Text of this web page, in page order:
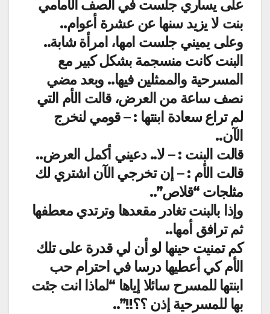
على يساري جلست في الصف الأمامي
بنت لا يزيد سنها عن عشرة أعوام..
وعلى يميني جلست امها، امرأة شابة..
البنت كانت منسجمة بشكل كبير مع
المسرحية والممثلين فيها.. وبعد مضي
نصف ساعة من العرض، قالت الأم التي
لم تراع سعادة ابنتها : – قومي لنخرج
الآن..
قالت البنت : – لا.. دعيني أكمل العرض..
قالت الأم : – إن تخرجي الآن اشتري لك
مثلجات “قلاص”..
وإذا بالبنت تغادر مقعدها وترتدي معطفها
ثم ترافق أمها..
كم تمنيت حينها لو أن لي قدرة على تلك
الأم كي أعطيها درسا في احترام حب
ابنتها للمسرح سائلا إياها “لماذا انت جئت
بها للمسرحية إذن ؟؟!!”..